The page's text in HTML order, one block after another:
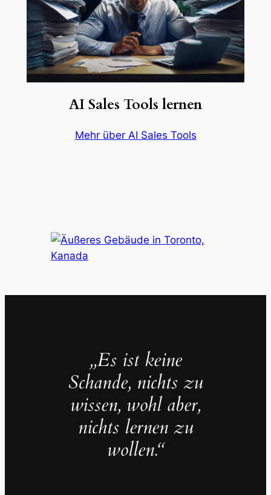
AI Sales Tools lernen
Mehr über AI Sales Tools
„Es ist keine
Schande, nichts zu
wissen, wohl aber,
nichts lernen zu
wollen.“